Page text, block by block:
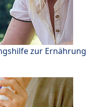
zur Ernährung